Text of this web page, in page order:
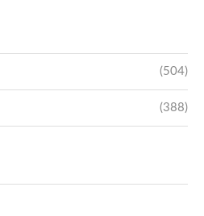
(504)
(388)